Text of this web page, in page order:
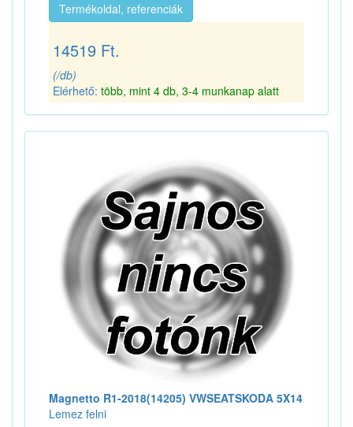
Termékoldal, referenciák
14519 Ft.
(/db)
Elérhető: több, mint 4 db, 3-4 munkanap alatt
Magnetto R1-2018(14205) VWSEATSKODA 5X14
Lemez felni